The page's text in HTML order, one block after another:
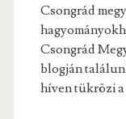
Csongrád
Csongrád
blogján
híven tükrözi